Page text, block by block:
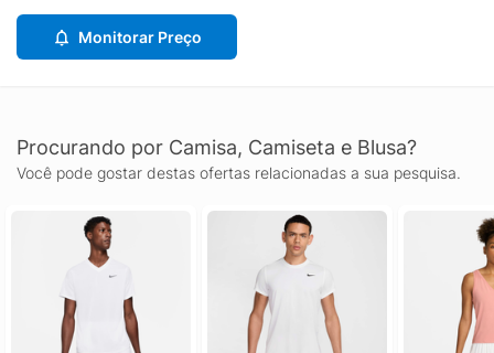
Monitorar Preço
Procurando por Camisa, Camiseta e Blusa?
Você pode gostar destas ofertas relacionadas a sua pesquisa.